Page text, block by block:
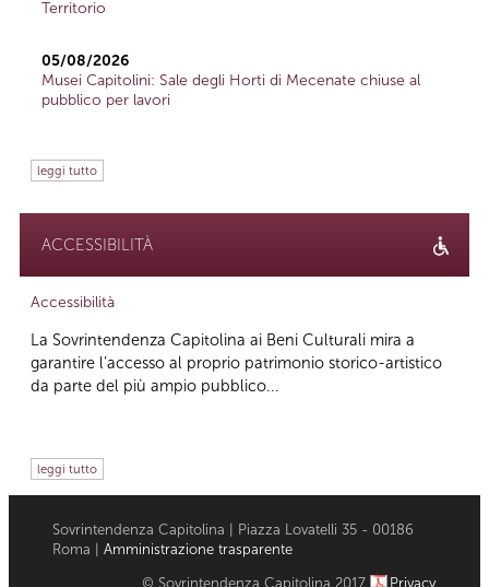
Territorio
05/08/2026
Musei Capitolini: Sale degli Horti di Mecenate chiuse al
pubblico per lavori
leggi tutto
ACCESSIBILITÀ
Accessibilità
La Sovrintendenza Capitolina ai Beni Culturali mira a
garantire l’accesso al proprio patrimonio storico-artistico
da parte del più ampio pubblico...
leggi tutto
Sovrintendenza Capitolina | Piazza Lovatelli 35 - 00186
Roma | Amministrazione trasparente
© Sovrintendenza Capitolina 2017 Privacy